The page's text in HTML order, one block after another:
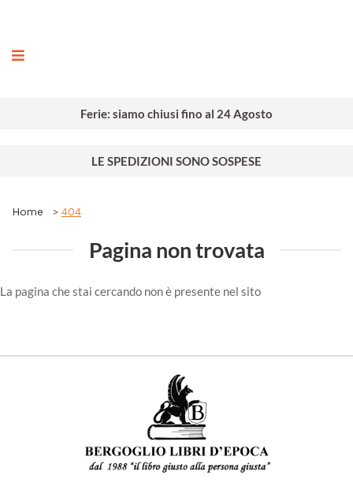
Ferie: siamo chiusi fino al 24 Agosto
LE SPEDIZIONI SONO SOSPESE
Home 404
Pagina non trovata
La pagina che stai cercando non è presente nel sito